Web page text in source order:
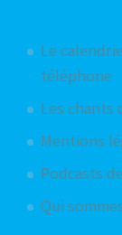
Le
téléphone
Les chants
Mentions
Podcasts
Qui